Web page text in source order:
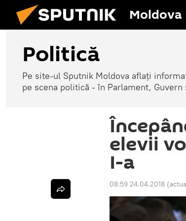
Moldova
Politică
Pe site-ul Sputnik Moldova aflați
pe scena politică - în Parlament,
elevii
I-a
08:59 24.04.2018